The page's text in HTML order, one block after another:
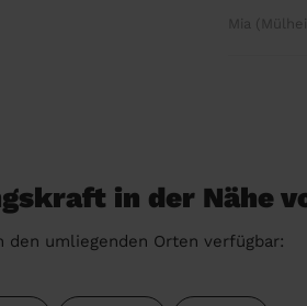
Mia
in der Nähe
den umliegenden Orten verfügbar: